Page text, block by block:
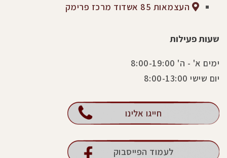
העצמאות 85 אשדוד מרכז פרימק
שעות פעילות
ימים א' - ה' 8:00-19:00
יום שישי 8:00-13:00
חייגו אלינו
לעמוד הפייסבוק